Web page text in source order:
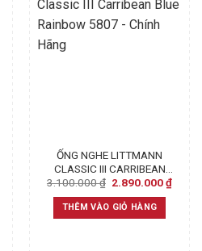
1.799.000 ₫.
ỐNG NGHE LITTMANN
CLASSIC III CARRIBEAN
BLUE RAINBOW 5807 –
CHÍNH HÃNG
3.100.000₫ Original
was:
3.100.000 ₫.
2.890.000₫
THÊM VÀO GIỎ HÀNG